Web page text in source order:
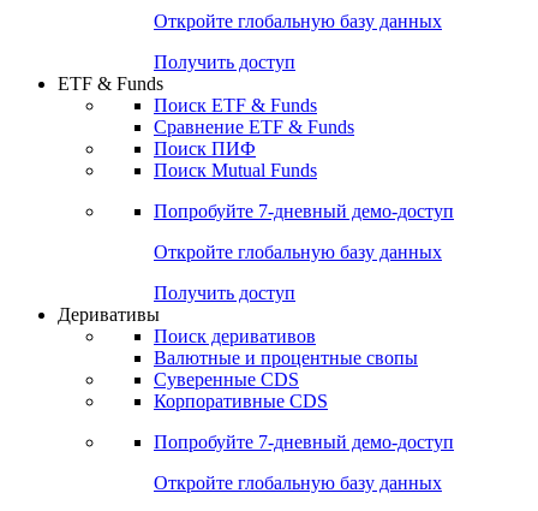
Откройте глобальную базу данных
Получить доступ
ETF & Funds
Поиск ETF & Funds
Сравнение ETF & Funds
Поиск ПИФ
Поиск Mutual Funds
Попробуйте 7-дневный демо-доступ
Откройте глобальную базу данных
Получить доступ
Деривативы
Поиск деривативов
Валютные и процентные свопы
Суверенные CDS
Корпоративные CDS
Попробуйте 7-дневный демо-доступ
Откройте глобальную базу данных